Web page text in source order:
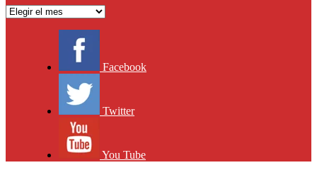
Archivo
Facebook
Twitter
You Tube